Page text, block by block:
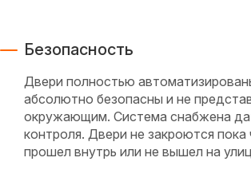
Безопасность
Двери полностью
абсолютно безопасны и не
окружающим. Система снабжена
контроля. Двери не закроются пока
прошел внутрь или не вышел на